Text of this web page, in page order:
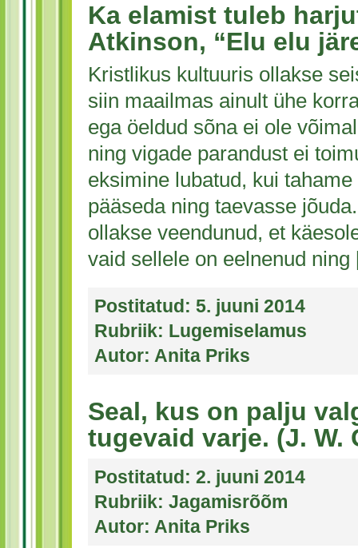
Ka elamist tuleb
Atkinson, “Elu elu
Kristlikus kultuuris ollakse
siin maailmas ainult ühe
ega öeldud sõna ei ole
ning vigade parandust ei
eksimine lubatud, kui
pääseda ning taevasse
ollakse veendunud, et
vaid sellele on eelnenud
Postitatud: 5. juuni 2014
Rubriik: Lugemiselamus
Autor: Anita Priks
Seal, kus on palju
tugevaid varje. (J. W.
Postitatud: 2. juuni 2014
Rubriik: Jagamisrõõm
Autor: Anita Priks